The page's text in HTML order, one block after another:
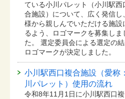
ている⼩川パレット（小川駅西
合施設）について、広く発信し
様から親しんでいただける施設
るよう、ロゴマークを募集しま
た。 選定委員会による選定の結
ロゴマークが決定しました。
小川駅西口複合施設（愛称
川パレット）使用の流れ
令和8年11月1日に小川駅西口